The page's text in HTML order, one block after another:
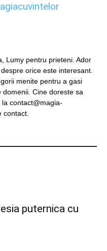
Lumy pentru prieteni. Ador
orice este interesant.
menite pentru a gasi
Cine doreste sa
contact@magia-
contact.
puternica cu